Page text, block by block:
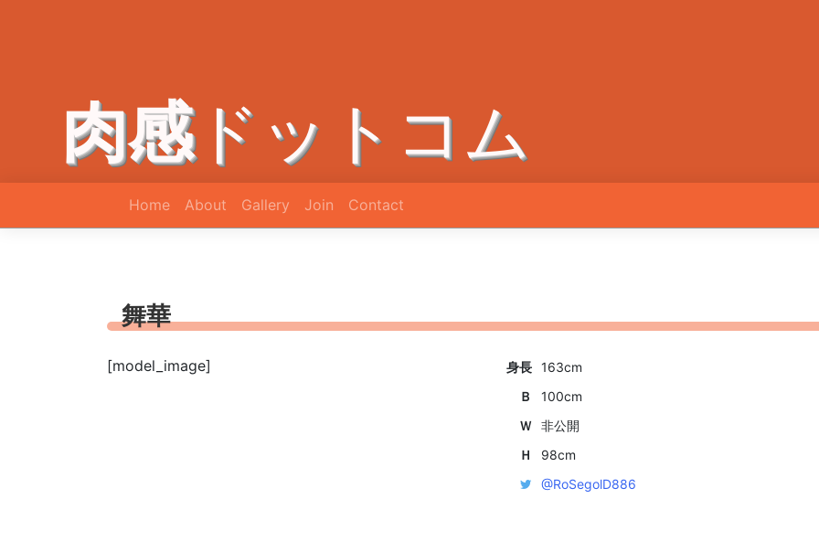
肉感ドットコム
Home About Gallery Join Contact
舞華
[model_image] 身長
163cm
Ｂ
100cm
Ｗ
非公開
Ｈ
98cm
@RoSegolD886